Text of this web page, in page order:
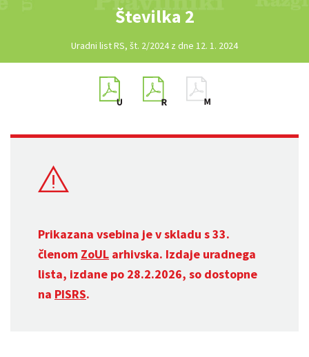
Številka 2
Uradni list RS, št. 2/2024 z dne 12. 1. 2024
Prikazana vsebina je v skladu s 33.
členom ZoUL arhivska. Izdaje uradnega
lista, izdane po 28.2.2026, so dostopne
na PISRS.